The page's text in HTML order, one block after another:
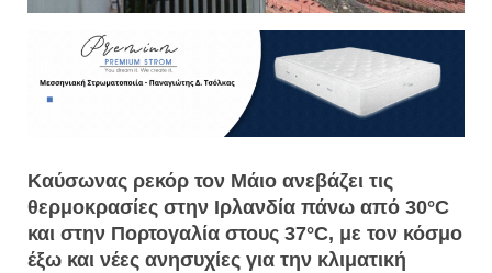
Καύσωνας ρεκόρ τον Μάιο ανεβάζει τις
θερμοκρασίες στην Ιρλανδία πάνω από 30°C
και στην Πορτογαλία στους 37°C, με τον κόσμο
έξω και νέες ανησυχίες για την κλιματική